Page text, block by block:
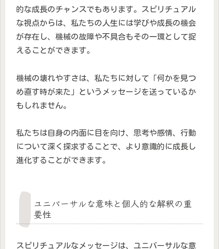
的な成長のチャンスでもあります。スピリチュアル
な視点からは、私たちの人生には学びや成長の機会
が存在し、機械の故障や不具合もその一環として捉
えることができます。
機械の壊れやすさは、私たちに対して「何かを見つ
め直す時が来た」というメッセージを送っているか
もしれません。
私たちは自身の内面に目を向け、思考や感情、行動
について深く探求することで、より意識的に成長し
進化することができます。
ユニバーサルな意味と個人的な解釈の重
要性
スピリチュアルなメッセージは、ユニバーサルな意